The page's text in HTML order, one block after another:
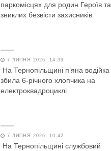
паркомісцях для родин Героїв та
зниклих безвісти захисників
7 ЛИПНЯ 2026, 14:39
На Тернопільщині п’яна водійка
збила 6-річного хлопчика на
електроквадроциклі
7 ЛИПНЯ 2026, 10:42
На Тернопільщині службовий